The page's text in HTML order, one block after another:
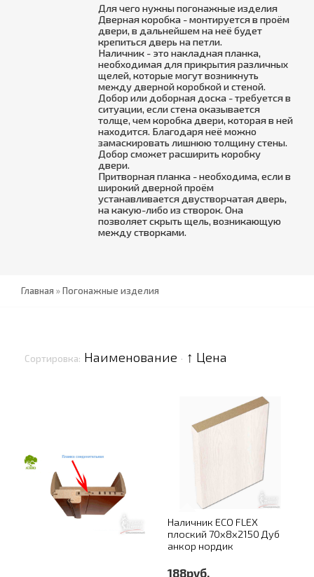
Для чего нужны погонажные изделия
Дверная коробка - монтируется в проём
двери, в дальнейшем на неё будет
крепиться дверь на петли.
Наличник - это накладная планка,
необходимая для прикрытия различных
щелей, которые могут возникнуть
между дверной коробкой и стеной.
Добор или доборная доска - требуется в
ситуации, если стена оказывается
толще, чем коробка двери, которая в ней
находится. Благодаря неё можно
замаскировать лишнюю толщину стены.
Добор сможет расширить коробку
двери.
Притворная планка - необходима, если в
широкий дверной проём
устанавливается двустворчатая дверь,
на какую-либо из створок. Она
позволяет скрыть щель, возникающую
между створками.
Главная »Погонажные изделия
Сортировка: Наименование · ↑ Цена
Наличник ECO FLEX
плоский 70х8х2150 Дуб
анкор нордик
188руб.